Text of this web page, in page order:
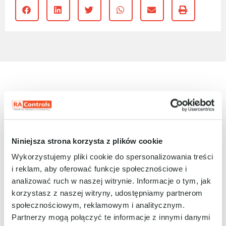
Niniejsza strona korzysta z plików cookie
Wykorzystujemy pliki cookie do spersonalizowania treści
i reklam, aby oferować funkcje społecznościowe i
analizować ruch w naszej witrynie. Informacje o tym, jak
korzystasz z naszej witryny, udostępniamy partnerom
społecznościowym, reklamowym i analitycznym.
Partnerzy mogą połączyć te informacje z innymi danymi
ZOBACZ RÓWNIEŻ: